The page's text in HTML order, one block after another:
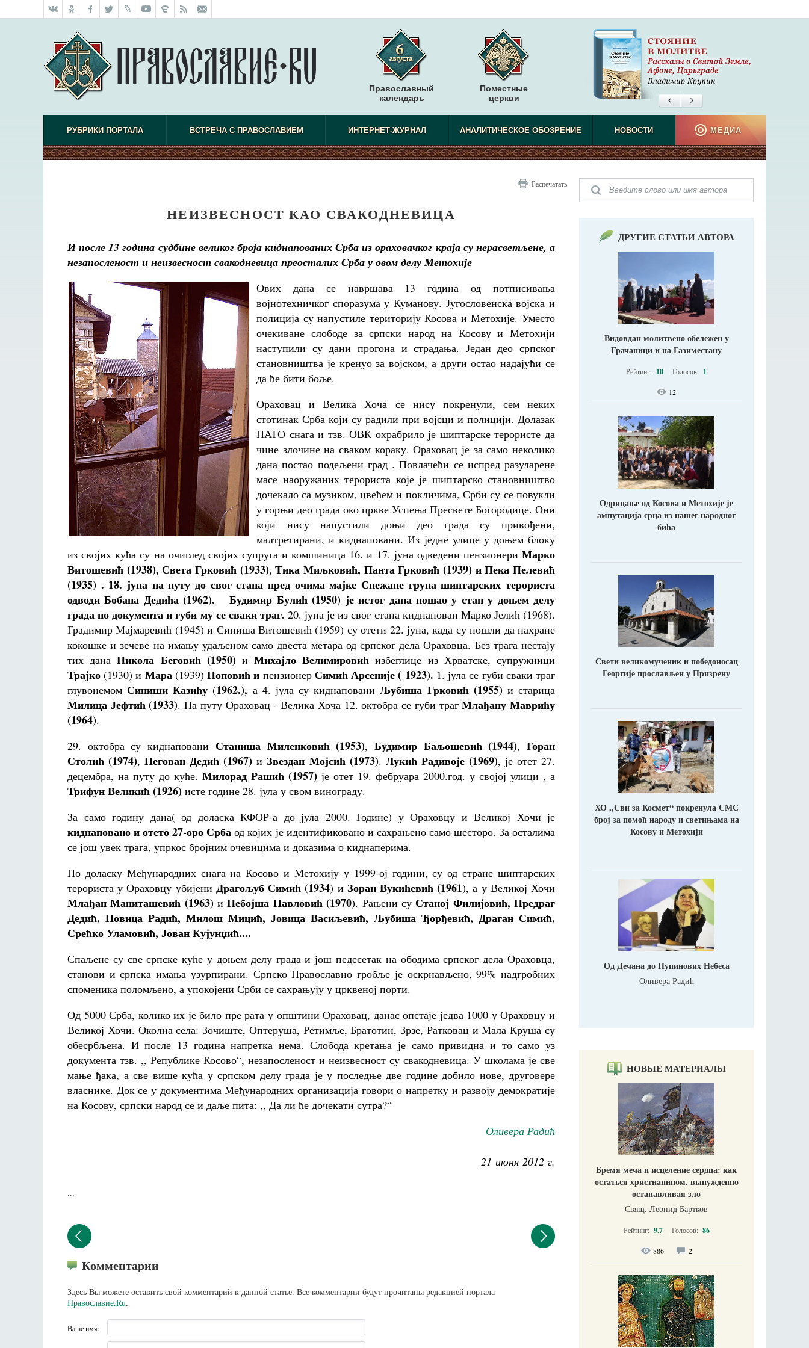
Поместные
церкви
Православный
календарь
РУБРИКИ ПОРТАЛА ВСТРЕЧА С ПРАВОСЛАВИЕМ ИНТЕРНЕТ-ЖУРНАЛ АНАЛИТИЧЕСКОЕ ОБОЗРЕНИЕ НОВОСТИ МЕДИА
Распечатать
НЕИЗВЕСНОСТ КАО СВАКОДНЕВИЦА
И после 13 година судбине великог броја киднапованих Срба из ораховачког краја су нерасветљене, а
незапосленост и неизвесност свакодневица преосталих Срба у овом делу Метохије
Ових дана се навршава 13 година од потписивања
војнотехничког споразума у Куманову. Југословенска војска и
полиција су напустиле територију Косова и Метохије. Уместо
очекиване слободе за српски народ на Косову и Метохији
наступили су дани прогона и страдања. Један део српског
становништва је кренуо за војском, а други остао надајући се
да ће бити боље.
Ораховац и Велика Хоча се нису покренули, сем неких
стотинак Срба који су радили при војсци и полицији. Долазак
НАТО снага и тзв. ОВК охрабрило је шиптарске терористе да
чине злочине на сваком кораку. Ораховац је за само неколико
дана постао подељени град . Повлачећи се испред разуларене
масе наоружаних терориста које је шиптарско становништво
дочекало са музиком, цвећем и покличима, Срби су се повукли
у горњи део града око цркве Успења Пресвете Богородице. Они
који нису напустили доњи део града су привођени,
малтретирани, и киднаповани. Из једне улице у доњем блоку
из својих кућа су на очиглед својих супруга и комшиница 16. и 17. јуна одведени пензионери Марко
Витошевић (1938), Света Грковић (1933),Тика Миљковић, Панта Грковић (1939) и Пека Пелевић
(1935) . 18. јуна на путу до свог стана пред очима мајке Снежане група шиптарских терориста
одводи Бобана Дедића (1962). Будимир Булић (1950) је истог дана пошао у стан у доњем делу
града по документа и губи му се сваки траг. 20. јуна је из свог стана киднапован Марко Јелић (1968).
Градимир Мајмаревић (1945) и Синиша Витошевић (1959) су отети 22. јуна, када су пошли да нахране
кокошке и зечеве на имању удаљеном само двеста метара од српског дела Ораховца. Без трага нестају
тих данаНикола Беговић (1950)иМихајло Велимировић избеглице из Хрватске, супружници
Трајко (1930) и Мара(1939)Поповић и пензионер Симић Арсеније ( 1923). 1.јула се губи сваки траг
глувонемом Синиши Казићу (1962.), а 4. јула су киднапованиЉубиша Грковић (1955)и старица
Милица Јефтић (1933). На путу Ораховац - Велика Хоча 12. октобра се губи трагМлађану Маврићу
(1964).
29. октобра су киднаповани Станиша Миленковић (1953), Будимир Баљошевић (1944),Горан
Столић (1974),Негован Дедић (1967) иЗвездан Мојсић (1973). Лукић Радивоје (1969), је отет 27.
децембра, на путу до куће. Милорад Рашић (1957) је отет 19. фебруара 2000.год. у својој улици , а
Трифун Великић (1926) исте године 28. јула у свом винограду.
За само годину дана( од доласка КФОР-а до јула 2000. Године) у Ораховцу и Великој Хочи је
киднаповано и отето 27-оро Срба од којих је идентификовано и сахрањено само шесторо. За осталима
се још увек трага, упркос бројним очевицима и доказима о киднаперима.
По доласку Међународних снага на Косово и Метохију у 1999-ој години, су од стране шиптарских
терориста у Ораховцу убијени Драгољуб Симић (1934) и Зоран Вукићевић (1961), а у Великој Хочи
Млађан Маниташевић (1963)иНебојша Павловић (1970). Рањени суСтаној Филијовић, Предраг
Дедић, Новица Радић, Милош Мицић, Јовица Васиљевић, Љубиша Ђорђевић, Драган Симић,
Срећко Уламовић, Јован Кујунџић....
Спаљене су све српске куће у доњем делу града и још педесетак на ободима српског дела Ораховца,
станови и српска имања узурпирани. Српско Православно гробље је оскрнављено, 99% надгробних
споменика поломљено, а упокојени Срби се сахрањују у црквеној порти.
Од 5000 Срба, колико их је било пре рата у општини Ораховац, данас опстаје једва 1000 у Ораховцу и
Великој Хочи. Околна села: Зочиште, Оптеруша, Ретимље, Братотин, Зрзе, Ратковац и Мала Круша су
обесрбљена. И после 13 година напретка нема. Слобода кретања је само привидна и то само уз
документа тзв. ,, Републике Косово“, незапосленост и неизвесност су свакодневица. У школама је све
мање ђака, а све више кућа у српском делу града је у последње две године добило нове, друговере
власнике. Док се у документима Међународних организација говори о напретку и развоју демократије
на Косову, српски народ се и даље пита: ,, Да ли ће дочекати сутра?“
Оливера Радић
21 июня 2012 г.
...
Комментарии
Здесь Вы можете оставить свой комментарий к данной статье. Все комментарии будут прочитаны редакцией портала
Православие.Ru.
Ваше имя:
ДРУГИЕ СТАТЬИ АВТОРА
Видовдан молитвено обележен у
Грачаници и на Газиместану
Рейтинг: 10 Голосов: 1
12
Одрицање од Косова и Метохије jе
ампутација срца из нашег народног
бића
Свети великомученик и победоносац
Георгије прослављен у Призрену
ХО ,,Сви за Космет“ покренула СМС
број за помоћ народу и светињама на
Косову и Метохији
Од Дечана до Пупинових Небеса
Оливера Радић
НОВЫЕ МАТЕРИАЛЫ
Бремя меча и исцеление сердца: как
остаться христианином, вынужденно
останавливая зло
Свящ. Леонид Бартков
Рейтинг: 9.7 Голосов: 86
886 2